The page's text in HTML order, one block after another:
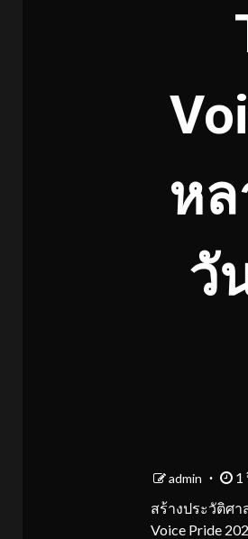
ห
วั
admin 1
สร้างประวัติศา
Voice Pride